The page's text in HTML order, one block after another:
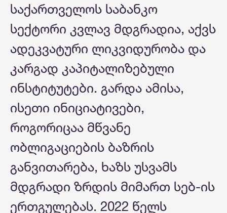
საქართველოს საბანკო
სექტორი კვლავ მდგრადია, აქვს
ადეკვატური ლიკვიდურობა და
კარგად კაპიტალიზებული
ინსტიტუტები. გარდა ამისა,
ისეთი ინიციატივები,
როგორიცაა მწვანე
ობლიგაციების ბაზრის
განვითარება, ხაზს უსვამს
მდგრადი ზრდის მიმართ სებ-ის
ერთგულებას. 2022 წელს